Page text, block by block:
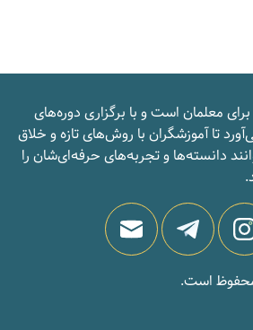
معلمان است و با برگزاری دوره‌های
تا آموزشگران با روش‌های تازه و خلاق
دانسته‌ها و تجربه‌های حرفه‌ای‌شان را